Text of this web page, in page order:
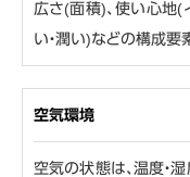
広さ(面積)、使い心地(
い・潤い)などの構成要
空気環境
空気の状態は、温度・